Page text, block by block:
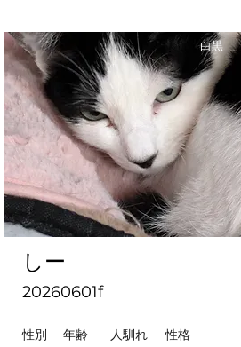
白黒
しー
20260601f
性別 年齢 人馴れ 性格